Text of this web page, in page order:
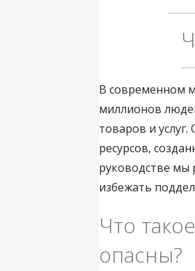
В современном
миллионов
товаров и
ресурсов,
руководстве мы
избежать
Что
опасны?